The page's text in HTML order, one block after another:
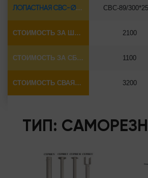
ЛОПАСТНАЯ СВС-Ø89*6.5
СТОИМОСТЬ ЗА ШТУКУ
СТОИМОСТЬ ЗА СБОРКУ
СТОИМОСТЬ СВАЯ+СБОРКА (БЕЗ ОГОЛОВКА)
СВС-89/
2100
1100
3200
ТИП: